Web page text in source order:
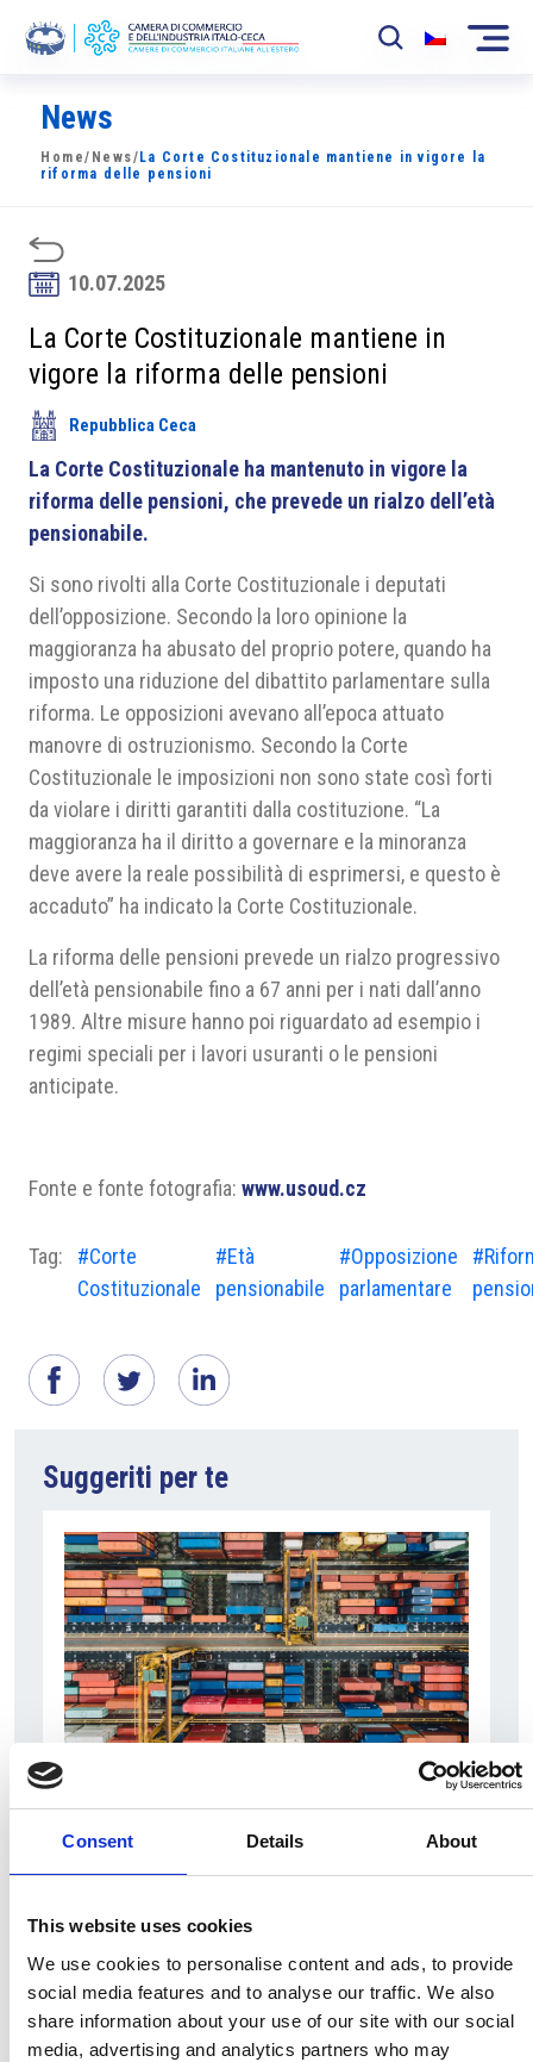
Consent Details About
This website uses cookies
We use cookies to personalise content and ads, to provide
social media features and to analyse our traffic. We also
share information about your use of our site with our social
media, advertising and analytics partners who may
La Camera
News
Sviluppo Mercato
Soci
Partner
Progetti
Area riservata
News
Home/ News/ La Corte Costituzionale mantiene in vigore la
riforma delle pensioni
10.07.2025
La Corte Costituzionale mantiene in
vigore la riforma delle pensioni
Repubblica Ceca
La Corte Costituzionale ha mantenuto in vigore la
riforma delle pensioni, che prevede un rialzo dell’età
pensionabile.
Si sono rivolti alla Corte Costituzionale i deputati
dell’opposizione. Secondo la loro opinione la
maggioranza ha abusato del proprio potere, quando ha
imposto una riduzione del dibattito parlamentare sulla
riforma. Le opposizioni avevano all’epoca attuato
manovre di ostruzionismo. Secondo la Corte
Costituzionale le imposizioni non sono state così forti
da violare i diritti garantiti dalla costituzione. “La
maggioranza ha il diritto a governare e la minoranza
deve avere la reale possibilità di esprimersi, e questo è
accaduto” ha indicato la Corte Costituzionale.
La riforma delle pensioni prevede un rialzo progressivo
dell’età pensionabile fino a 67 anni per i nati dall’anno
1989. Altre misure hanno poi riguardato ad esempio i
regimi speciali per i lavori usuranti o le pensioni
anticipate.
Fonte e fonte fotografia: www.usoud.cz
Tag:
#Corte
Costituzionale
#Età
pensionabile
#Opposizione
parlamentare
Suggeriti per te
nel primo semestre i dieci miliardi di euro
Overview Economica
Repubblica Ceca